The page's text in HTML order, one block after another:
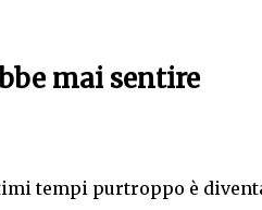
mai sentire
tempi purtroppo è